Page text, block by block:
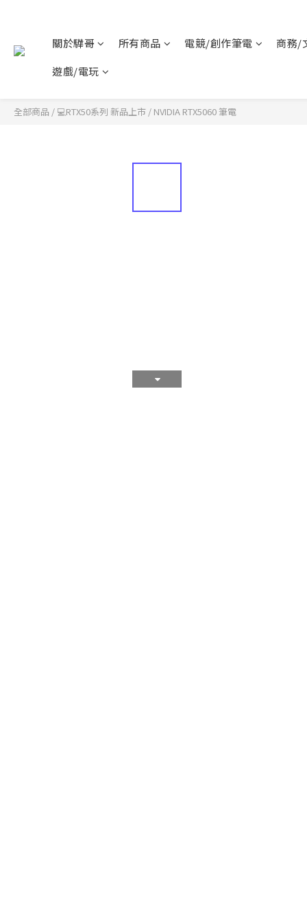
關於驊哥 所有商品 電競/創作筆電
商務/
遊戲/電玩
全部商品 / 💻RTX50系列 新品上市 / NVIDIA RTX5060 筆電